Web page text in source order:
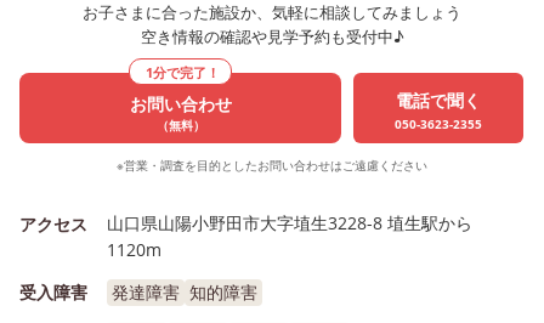
お子さまに合った施設か、気軽に相談してみましょう
空き情報の確認や見学予約も受付中♪
1分で完了！
お問い合わせ
（無料）
電話で聞く
050-3623-2355
※営業・調査を目的としたお問い合わせはご遠慮ください
アクセス
山口県山陽小野田市大字埴生3228-8 埴生駅から
1120m
受入障害
発達障害 知的障害